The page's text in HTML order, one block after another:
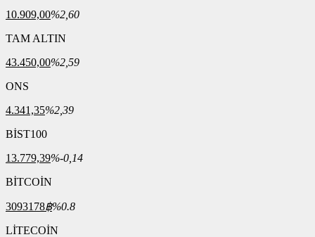
10.909,00%2,60
TAM ALTIN
43.450,00%2,59
ONS
4.341,35%2,39
BİST100
13.779,39%-0,14
BİTCOİN
3093178฿%0.8
LİTECOİN